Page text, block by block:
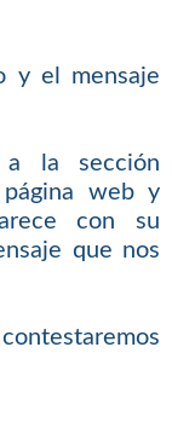
y el mensaje
la sección
página web y
con su
que nos